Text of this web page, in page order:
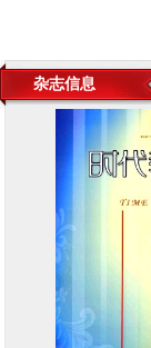
杂志信息